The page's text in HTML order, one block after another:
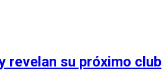
revelan su próximo club